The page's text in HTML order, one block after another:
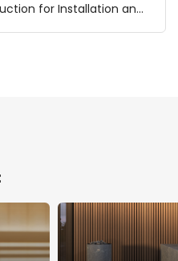
for Installation and